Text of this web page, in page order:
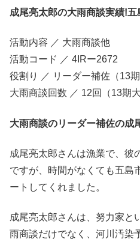
成尾亮太郎の大雨商談実績!五
活動内容 ／ 大雨商談他
活動コード ／ 4IRー2672
役割り ／ リーダー補佐（13期
大雨商談回数 ／ 12回（13期
大雨商談のリーダー補佐の成
成尾亮太郎さんは漁業で、彼
ですが、時間がなくても五島
ートしてくれました。
成尾亮太郎さんは、努力家と
雨商談だけでなく、河川汚染